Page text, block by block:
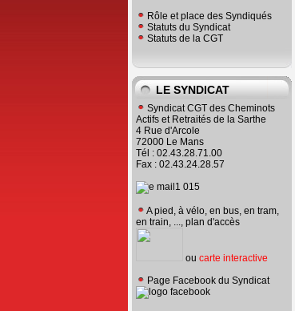
Rôle et place des Syndiqués
Statuts du Syndicat
Statuts de la CGT
LE SYNDICAT
Syndicat CGT des Cheminots
Actifs et Retraités de la Sarthe
4 Rue d'Arcole
72000 Le Mans
Tél : 02.43.28.71.00
Fax : 02.43.24.28.57
A pied, à vélo, en bus, en tram,
en train, ..., plan d'accès
ou carte interactive
Page Facebook du Syndicat